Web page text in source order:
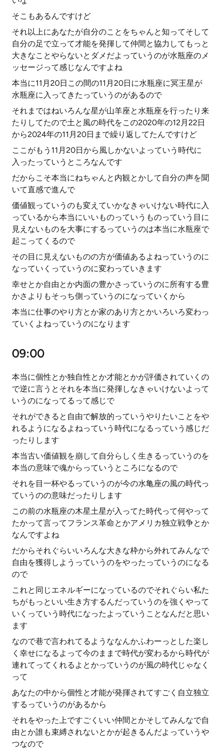
そこもあるんですけど
それ以上にあなたが自分のことをちゃんと知ってそして
自分の足で立って才能を発揮して仲間と協力してもっと
大きなことやらないとダメだよっていうのが水瓶座のメ
ッセージって感じなんですよね
本当に11月20日この間の11月20日に水瓶座に冥王星が
水瓶座に入ってきたっていうのがあるので
それまではねいろんな星が山羊座と水瓶座を行ったり来
たりしてたので土と風の時代をこの2020年の12月22日
から2024年の11月20日まで繰り返してたんですけど
ここがもう11月20日から風しかないよっていう時代に
入ったっていうところなんです
だからこそ本当にねちゃんと内観とかして自分の声を聞
いて直感で進んで
価値観っていうのも変えていかなきゃいけない時代に入
っているから本当にいいものっていうものっていう目に
見えないものを大事にするっていうのは本当に水瓶座で
起こってくるので
その目に見えないものの方が価値あるよねっていうのに
なっていくっていうのに変わっていきます
幸せとか自由とか内面の豊かさっていうのに所有する豊
かさよりもそっち側っていうのになっていくから
本当に仕事のやり方とか家のあり方とかいろいろ変わっ
ていくよねっていうのになります
09:00
本当に個性とか独自性とか才能とかが評価されていくの
で逆に言うとそれを本当に発揮しなきゃいけないよって
いうのになってるって感じで
それができると自由で解放的っていうやりたいことをや
れるようになるよねっていう時代になるっていう感じだ
ったりします
本当古い価値観を崩して自分らしく生きるっていうのを
本当の意味で魂からっていうところになるので
それを目一杯やるっていうのが今の水亀座の風の時代っ
ていうのの意味だったりします
この前の水瓶座の木星土星が入ってた時代って何やって
たかって言ってフランス革命とかアメリカ独立戦争とか
なんですよね
だからそれぐらいいろんな大きな枠から外れてみんなで
自由を獲得しようっていうのをやったっていうのになる
ので
これと同じエネルギーになっているのでそれぐらい私た
ちがもっといい生き方するんだっていうのを強くやって
いくっていう時代になったよっていうことなんだと思い
ます
なので巷で言われてるようななんかふわーっとした楽し
く幸せになるよって今のままで時代が変わるから時代が
連れてってくれるよとかっていうのが風の時代じゃなく
って
あなたの中から個性と才能が発揮されてすごく自立独立
するっていうのがあるから
それをやった上ですごくいい仲間とかそしてみんなで自
由とか誰も束縛されないとかが起きるんだよっていうや
つなので